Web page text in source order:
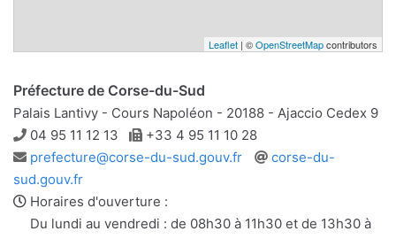
Leaflet | ©OpenStreetMapcontributors
Préfecture de Corse-du-Sud
Palais Lantivy - Cours Napoléon - 20188 - Ajaccio Cedex 9
Téléphone
04 95 11 12 13 Télécopie
+33 4 95 11 10 28
Adresse
e-
mail
prefecture@corse-du-sud.gouv.fr
Site
corse-du-
sud.gouv.fr
Horaires d'ouverture :
Du lundi au vendredi : de 08h30 à 11h30 et de 13h30 à